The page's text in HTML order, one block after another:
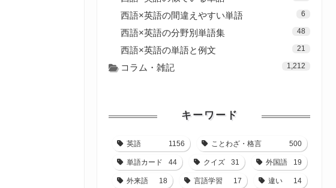
西語×英語の間違えやすい単語 6
西語×英語の分野別単語集 48
西語×英語の単語と例文 21
コラム・雑記 1,212
キーワード
英語 1156 ことわざ・格言 500
単語カード 44 クイズ 31 外国語 19
外来語 18 言語学習 17 違い 14